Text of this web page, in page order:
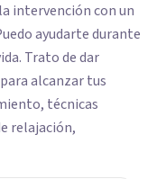
intervención con un
ayudarte durante
Trato de dar
alcanzar tus
técnicas
relajación,